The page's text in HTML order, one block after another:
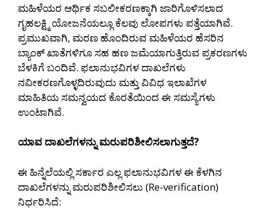
ಮಹಿಳೆಯರ ಆರ್ಥಿಕ ಸಬಲೀಕರಣಕ್ಕಾಗಿ ಜಾರಿಗೊಳಿಸಲಾದ
ಗೃಹಲಕ್ಷ್ಮಿ ಯೋಜನೆಯಲ್ಲೂ ಕೆಲವು ಲೋಪಗಳು ಪತ್ತೆಯಾಗಿವೆ.
ಪ್ರಮುಖವಾಗಿ, ಮರಣ ಹೊಂದಿರುವ ಮಹಿಳೆಯರ ಹೆಸರಿನ
ಬ್ಯಾಂಕ್ ಖಾತೆಗಳಿಗೂ ಸಹ ಹಣ ಜಮೆಯಾಗುತ್ತಿರುವ ಪ್ರಕರಣಗಳು
ಬೆಳಕಿಗೆ ಬಂದಿವೆ. ಫಲಾನುಭವಿಗಳ ದಾಖಲೆಗಳು
ನವೀಕರಣಗೊಳ್ಳದಿರುವುದು ಮತ್ತು ವಿವಿಧ ಇಲಾಖೆಗಳ
ಮಾಹಿತಿಯ ಸಮನ್ವಯದ ಕೊರತೆಯಿಂದ ಈ ಸಮಸ್ಯೆಗಳು
ಉಂಟಾಗಿವೆ.
ಯಾವ ದಾಖಲೆಗಳನ್ನು ಮರುಪರಿಶೀಲಿಸಲಾಗುತ್ತದೆ?
ಈ ಹಿನ್ನೆಲೆಯಲ್ಲಿ ಸರ್ಕಾರ ಎಲ್ಲ ಫಲಾನುಭವಿಗಳ ಈ ಕೆಳಗಿನ
ದಾಖಲೆಗಳನ್ನು ಮರುಪರಿಶೀಲಿಸಲು (Re-verification)
ನಿರ್ಧರಿಸಿದೆ: